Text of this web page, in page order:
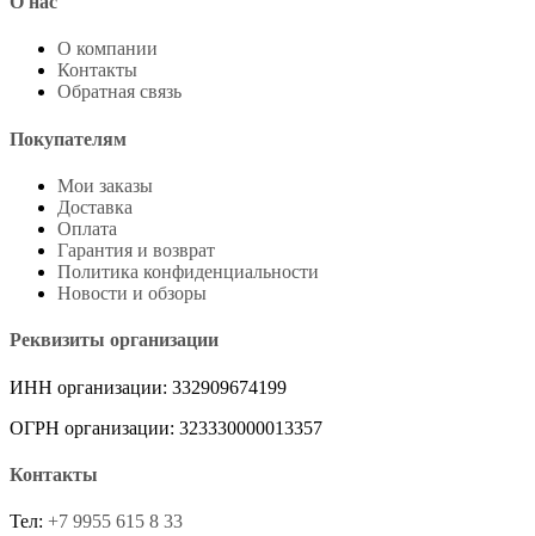
О компании
Контакты
Обратная связь
Покупателям
Мои заказы
Доставка
Оплата
Гарантия и возврат
Политика конфиденциальности
Новости и обзоры
Реквизиты организации
ИНН организации: 332909674199
ОГРН организации: 323330000013357
Контакты
Тел: +7 9955 615 8 33